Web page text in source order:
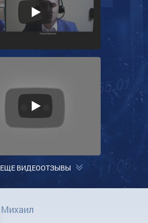
ЕЩЕ ВИДЕООТЗЫВЫ
Михаил